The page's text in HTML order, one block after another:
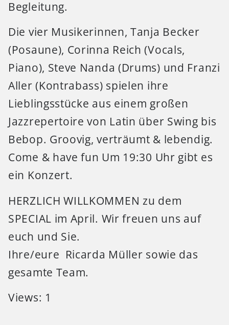
Begleitung.
Die vier Musikerinnen, Tanja Becker
(Posaune), Corinna Reich (Vocals,
Piano), Steve Nanda (Drums) und Franzi
Aller (Kontrabass) spielen ihre
Lieblingsstücke aus einem großen
Jazzrepertoire von Latin über Swing bis
Bebop. Groovig, verträumt & lebendig.
Come & have fun Um 19:30 Uhr gibt es
ein Konzert.
HERZLICH WILLKOMMEN zu dem
SPECIAL im April. Wir freuen uns auf
euch und Sie.
Ihre/eure Ricarda Müller sowie das
gesamte Team.
Views: 1